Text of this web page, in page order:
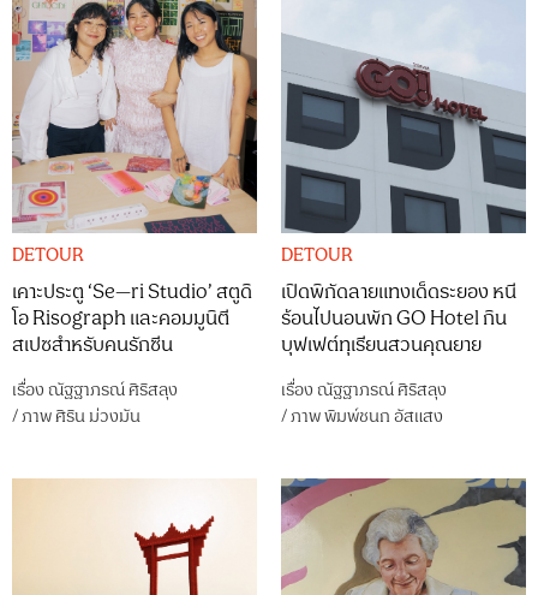
DETOUR
เคาะประตู ‘Se—ri Studio’ สตูดิ
โอ Risograph และคอมมูนิตี
สเปซสำหรับคนรักซีน
เรื่องณัฐฐาภรณ์ ศิริสลุง
/ภาพศิริน ม่วงมัน
DETOUR
เปิดพิกัดลายแทงเด็ดระยอง หนี
ร้อนไปนอนพัก GO Hotel กิน
บุฟเฟต์ทุเรียนสวนคุณยาย
เรื่องณัฐฐาภรณ์ ศิริสลุง
/ภาพพิมพ์ชนก อัสแสง